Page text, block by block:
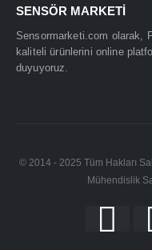
SENSÖR MARKETİ
Sensormarketi.com olarak,
kaliteli ürünlerini online
duyuyoruz.
© 2014 - 2025 Tüm Hakları
Mühendislik